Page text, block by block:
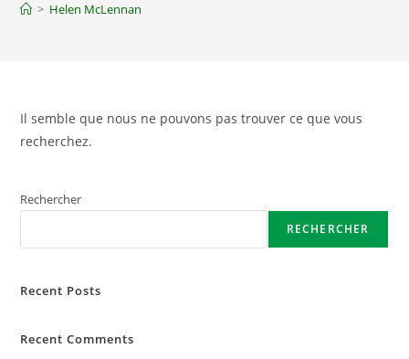
> Helen McLennan
Il semble que nous ne pouvons pas trouver ce que vous
recherchez.
Rechercher
RECHERCHER
Recent Posts
Recent Comments